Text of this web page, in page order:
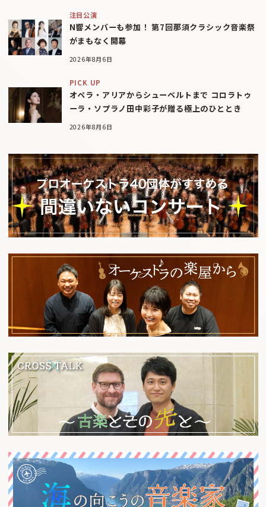
注目公演
N響メンバーも参加！ 第7回那須クラシック音楽祭
がまもなく開幕
2026年8月6日
PICK UP
オペラ・アリアからシューベルトまで コロラトゥ
ーラ・ソプラノ田中彩子が贈る極上のひととき
2026年8月6日